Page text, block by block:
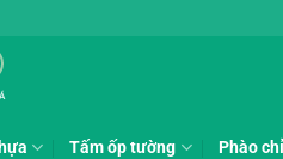
Tấm ốp tường Phào